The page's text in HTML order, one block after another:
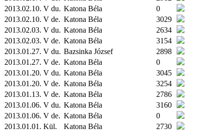
2013.02.10. V du. Katona Béla
0
2013.02.10. V de. Katona Béla
3029
2013.02.03. V du. Katona Béla
2634
2013.02.03. V de. Katona Béla
3154
2013.01.27. V du. Bazsinka József
2898
2013.01.27. V de. Katona Béla
0
2013.01.20. V du. Katona Béla
3045
2013.01.20. V de. Katona Béla
3254
2013.01.13. V de. Katona Béla
2786
2013.01.06. V du. Katona Béla
3160
2013.01.06. V de. Katona Béla
0
2013.01.01. Kül. Katona Béla
2730